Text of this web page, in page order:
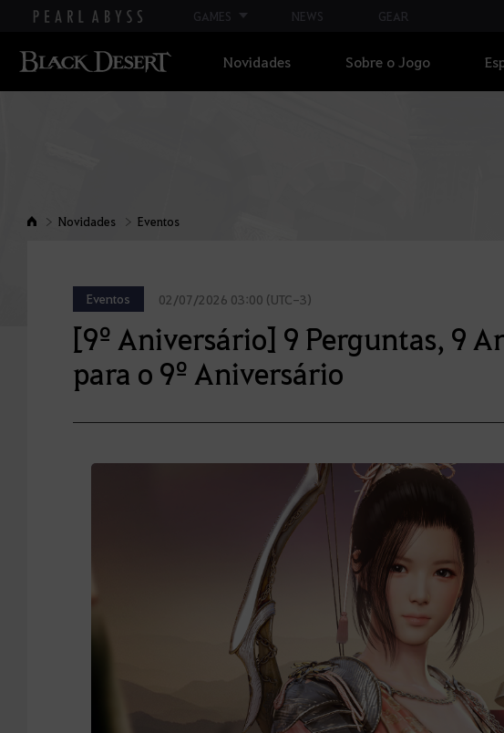
GAMES NEWS GEAR
Novidades Sobre o Jogo
Novidades Eventos
Eventos 02/07/2026 03:00 (UTC-3)
[9º Aniversário] 9 Perguntas, 9
para o 9º Aniversário